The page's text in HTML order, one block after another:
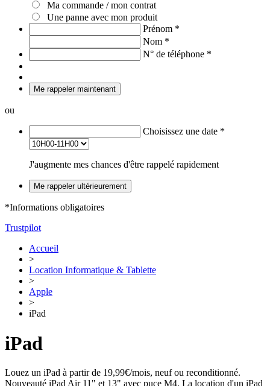
Ma commande / mon contrat
Une panne avec mon produit
Prénom *
Nom *
N° de téléphone *
Me rappeler maintenant
ou
Choisissez une date *
J'augmente mes chances d'être rappelé rapidement
Me rappeler ultérieurement
*Informations obligatoires
Trustpilot
Accueil
>
Location Informatique & Tablette
>
Apple
>
iPad
iPad
Louez un iPad à partir de 19,99€/mois, neuf ou reconditionné.
Nouveauté iPad Air 11" et 13" avec puce M4. La location d'un iPad